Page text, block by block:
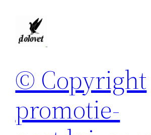
© Copyright
promotie-